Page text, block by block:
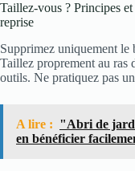
Taillez-vous ? Principes
reprise
Supprimez uniquement le
Taillez proprement au ras
outils. Ne pratiquez pas
A lire : "Abri de
en bénéficier